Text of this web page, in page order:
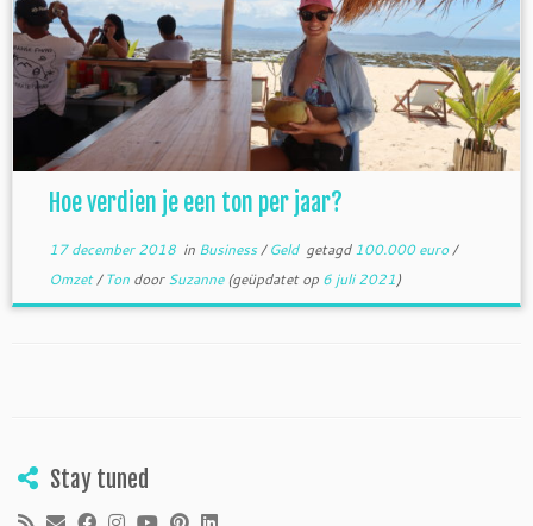
Hoe verdien je een ton per jaar?
17 december 2018in Business/Geld getagd100.000 euro/
Omzet/Ton doorSuzanne(geüpdatet op 6 juli 2021)
Stay tuned